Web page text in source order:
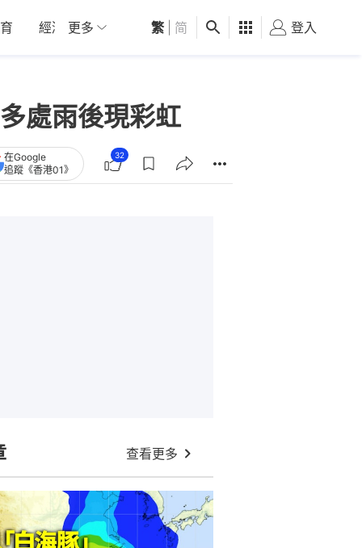
經濟 01深圳 觀點 健康 好食玩飛
更多 繁 简 登入
處雨後現彩虹
在Google
追蹤《香港01》
32
查看更多